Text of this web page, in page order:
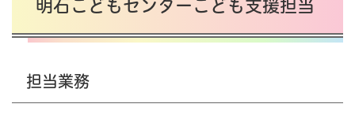
明石こどもセンターこども支援担当
担当業務